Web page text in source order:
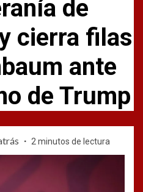
de
cierra filas
ante
de Trump
2 minutos de lectura